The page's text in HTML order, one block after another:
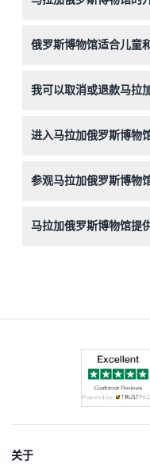
晚入场时间为闭馆前30
——请在预订时确认）。
俄罗斯博物馆适合儿童
佳选择。博物馆的展览
我可以取消或退款马拉
选择您的参观日期。
进入马拉加俄罗斯博物
物品，如瓶子、鞭炮、
参观马拉加俄罗斯博物
以下载每个展览提供的
马拉加俄罗斯博物馆提
关于